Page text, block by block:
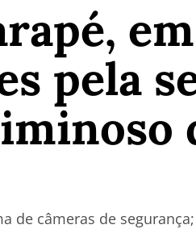
pela
de câmeras de